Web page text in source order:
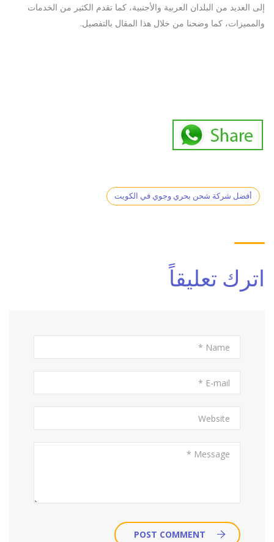
إلى العديد من البلدان العربية والأجنبية، كما تقدم الكثير من الخدمات
والمميزات، كما وضحنا من خلال هذا المقال بالتفصيل.
أفضل شركة شحن بحري وجوي في الكويت
اترك تعليقاً
POST COMMENT